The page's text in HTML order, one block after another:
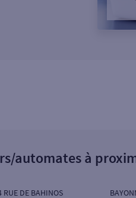
automates à
RUE DE BAHINOS